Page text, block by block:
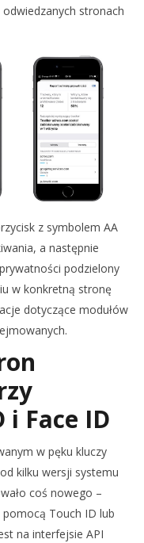
stronach
z symbolem AA
a następnie
podzielony
w konkretną stronę
dotyczące modułów
i Face ID
w pęku kluczy
kilku wersji systemu
coś nowego –
Touch ID lub
na interfejsie API